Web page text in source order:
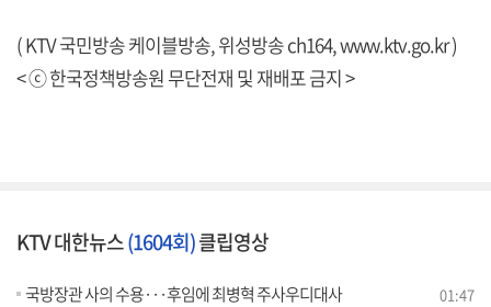
( KTV 국민방송 케이블방송, 위성방송 ch164,www.ktv.go.kr)
< ⓒ 한국정책방송원 무단전재 및 재배포 금지 >
KTV 대한뉴스(1604회)클립영상
국방장관 사의 수용···후임에 최병혁 주사우디대사 01:47